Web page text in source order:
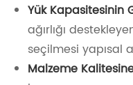
Yük Kapasitesinin
ağırlığı
seçilmesi yapısal
Malzeme